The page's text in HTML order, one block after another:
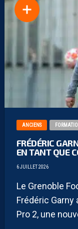
ANCIENS
FRÉDÉRIC
EN TANT QUE
6 JUILLET 2026
Le Grenoble
Frédéric Garny
Pro 2, une